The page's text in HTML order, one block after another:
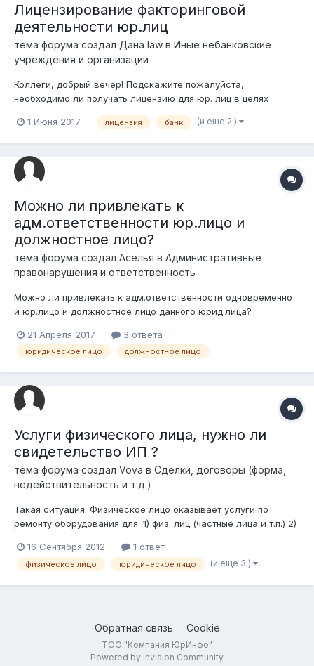
Лицензирование факторинговой
деятельности юр.лиц
тема форума создал Дана law в Иные небанковские
учреждения и организации
Коллеги, добрый вечер! Подскажите пожалуйста,
необходимо ли получать лицензию для юр. лиц в целях
РК "О разрешениях и уведомлениях" факторинговая
данное требование только для бан...
1 Июня 2017 лицензия банк (и еще 2 )
Можно ли привлекать к
адм.ответственности юр.лицо и
должностное лицо?
тема форума создал Аселья в Административные
правонарушения и ответственность
Можно ли привлекать к адм.ответственности одновременно
и юр.лицо и должностное лицо данного юрид.лица?
является субъектом квази.гос. сектора!
21 Апреля 2017 3 ответа
юридическое лицо должностное лицо
Услуги физического лица, нужно ли
свидетельство ИП ?
тема форума создал Vova в Сделки, договоры (форма,
недействительность и т.д.)
Такая ситуация: Физическое лицо оказывает услуги по
ремонту оборудования для: 1) физ. лиц (частные лица и т.п.) 2)
официальное оформление документов (каких ?) не открывая
для себя ИП ? http://images.yandex...r=162&noreask=1 Кто
16 Сентября 2012 1 ответ
физическое лицо юридическое лицо (и еще 3 )
Обратная связь Cookie
ТОО "Компания ЮрИнфо"
Powered by Invision Community